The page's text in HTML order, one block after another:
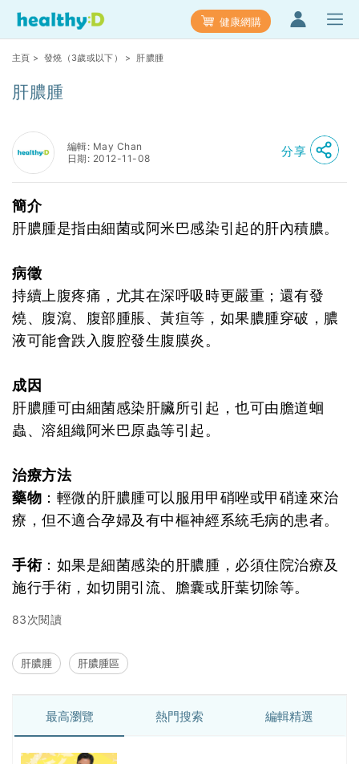
健康網購
主頁 > 發燒（3歲或以下） > 肝膿腫
肝膿腫
編輯: May Chan
日期: 2012-11-08
分享
簡介
肝膿腫是指由細菌或阿米巴感染引起的肝內積膿。
病徵
持續上腹疼痛，尤其在深呼吸時更嚴重；還有發
燒、腹瀉、腹部腫脹、黃疸等，如果膿腫穿破，膿
液可能會跌入腹腔發生腹膜炎。
成因
肝膿腫可由細菌感染肝臟所引起，也可由膽道蛔
蟲、溶組織阿米巴原蟲等引起。
治療方法
藥物 ：輕微的肝膿腫可以服用甲硝唑或甲硝達來治
療，但不適合孕婦及有中樞神經系統毛病的患者。
手術：如果是細菌感染的肝膿腫，必須住院治療及
施行手術，如切開引流、膽囊或肝葉切除等。
83次閱讀
肝膿腫 肝膿腫區
最高瀏覽 熱門搜索 編輯精選